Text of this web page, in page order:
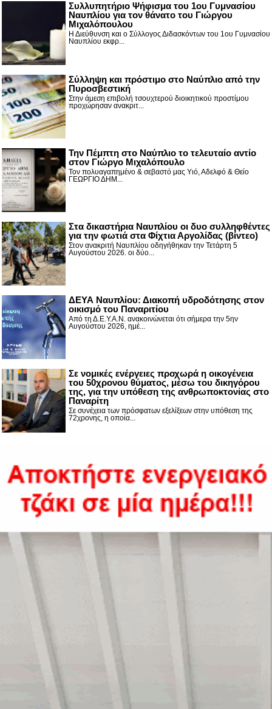
Συλλυπητήριο Ψήφισμα του 1ου Γυμνασίου
Ναυπλίου για τον θάνατο του Γιώργου
Μιχαλόπουλου
Η Διεύθυνση και ο Σύλλογος Διδασκόντων του 1ου Γυμνασίου
Ναυπλίου εκφρ...
Σύλληψη και πρόστιμο στο Ναύπλιο από την
Πυροσβεστική
Στην άμεση επιβολή τσουχτερού διοικητικού προστίμου
προχώρησαν ανακριτ...
Την Πέμπτη στο Ναύπλιο το τελευταίο αντίο
στον Γιώργο Μιχαλόπουλο
Τον πολυαγαπημένο & σεβαστό μας Υιό, Αδελφό & Θείο
ΓΕΩΡΓΙΟ ΔΗΜ...
Στα δικαστήρια Ναυπλίου οι δυο συλληφθέντες
για την φωτιά στα Φίχτια Αργολίδας (βίντεο)
Στον ανακριτή Ναυπλίου οδηγήθηκαν την Τετάρτη 5
Αυγούστου 2026. οι δύο...
ΔΕΥΑ Ναυπλίου: Διακοπή υδροδότησης στον
οικισμό του Παναριτίου
Από τη Δ.Ε.Υ.Α.Ν. ανακοινώνεται ότι σήμερα την 5ην
Αυγούστου 2026, ημέ...
Σε νομικές ενέργειες προχωρά η οικογένεια
του 50χρονου θύματος, μέσω του δικηγόρου
της, για την υπόθεση της ανθρωποκτονίας στο
Παναρίτη
Σε συνέχεια των πρόσφατων εξελίξεων στην υπόθεση της
72χρονης, η οποία...